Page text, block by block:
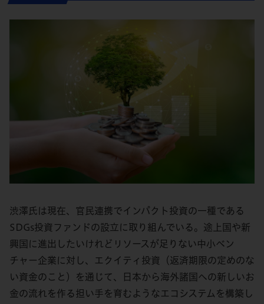
渋澤氏は現在、官民連携でインパクト投資の一種である
SDGs投資ファンドの設立に取り組んでいる。途上国や新
興国に進出したいけれどリソースが足りない中小ベン
チャー企業に対し、エクイティ投資（返済期限の定めのな
い資金のこと）を通じて、日本から海外諸国への新しいお
金の流れを作る担い手を育むようなエコシステムを構築し